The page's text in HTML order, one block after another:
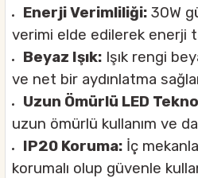
Enerji Verimliliği: 30W
verimi elde edilerek enerji
Beyaz Işık: Işık rengi
ve net bir aydınlatma
Uzun Ömürlü LED
uzun ömürlü kullanım ve
IP20 Koruma: İç
korumalı olup güvenle